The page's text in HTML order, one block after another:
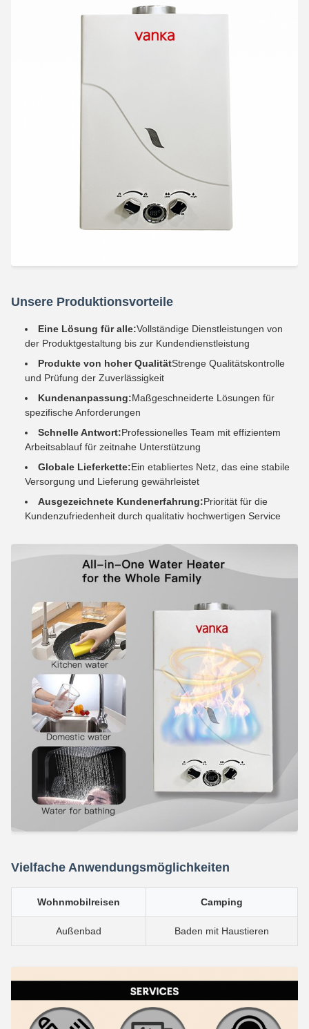
Unsere Produktionsvorteile
Eine Lösung für alle:Vollständige Dienstleistungen von
der Produktgestaltung bis zur Kundendienstleistung
Produkte von hoher QualitätStrenge Qualitätskontrolle
und Prüfung der Zuverlässigkeit
Kundenanpassung:Maßgeschneiderte Lösungen für
spezifische Anforderungen
Schnelle Antwort:Professionelles Team mit effizientem
Arbeitsablauf für zeitnahe Unterstützung
Globale Lieferkette:Ein etabliertes Netz, das eine stabile
Versorgung und Lieferung gewährleistet
Ausgezeichnete Kundenerfahrung:Priorität für die
Kundenzufriedenheit durch qualitativ hochwertigen Service
Vielfache Anwendungsmöglichkeiten
Wohnmobilreisen Camping
Außenbad Baden mit Haustieren